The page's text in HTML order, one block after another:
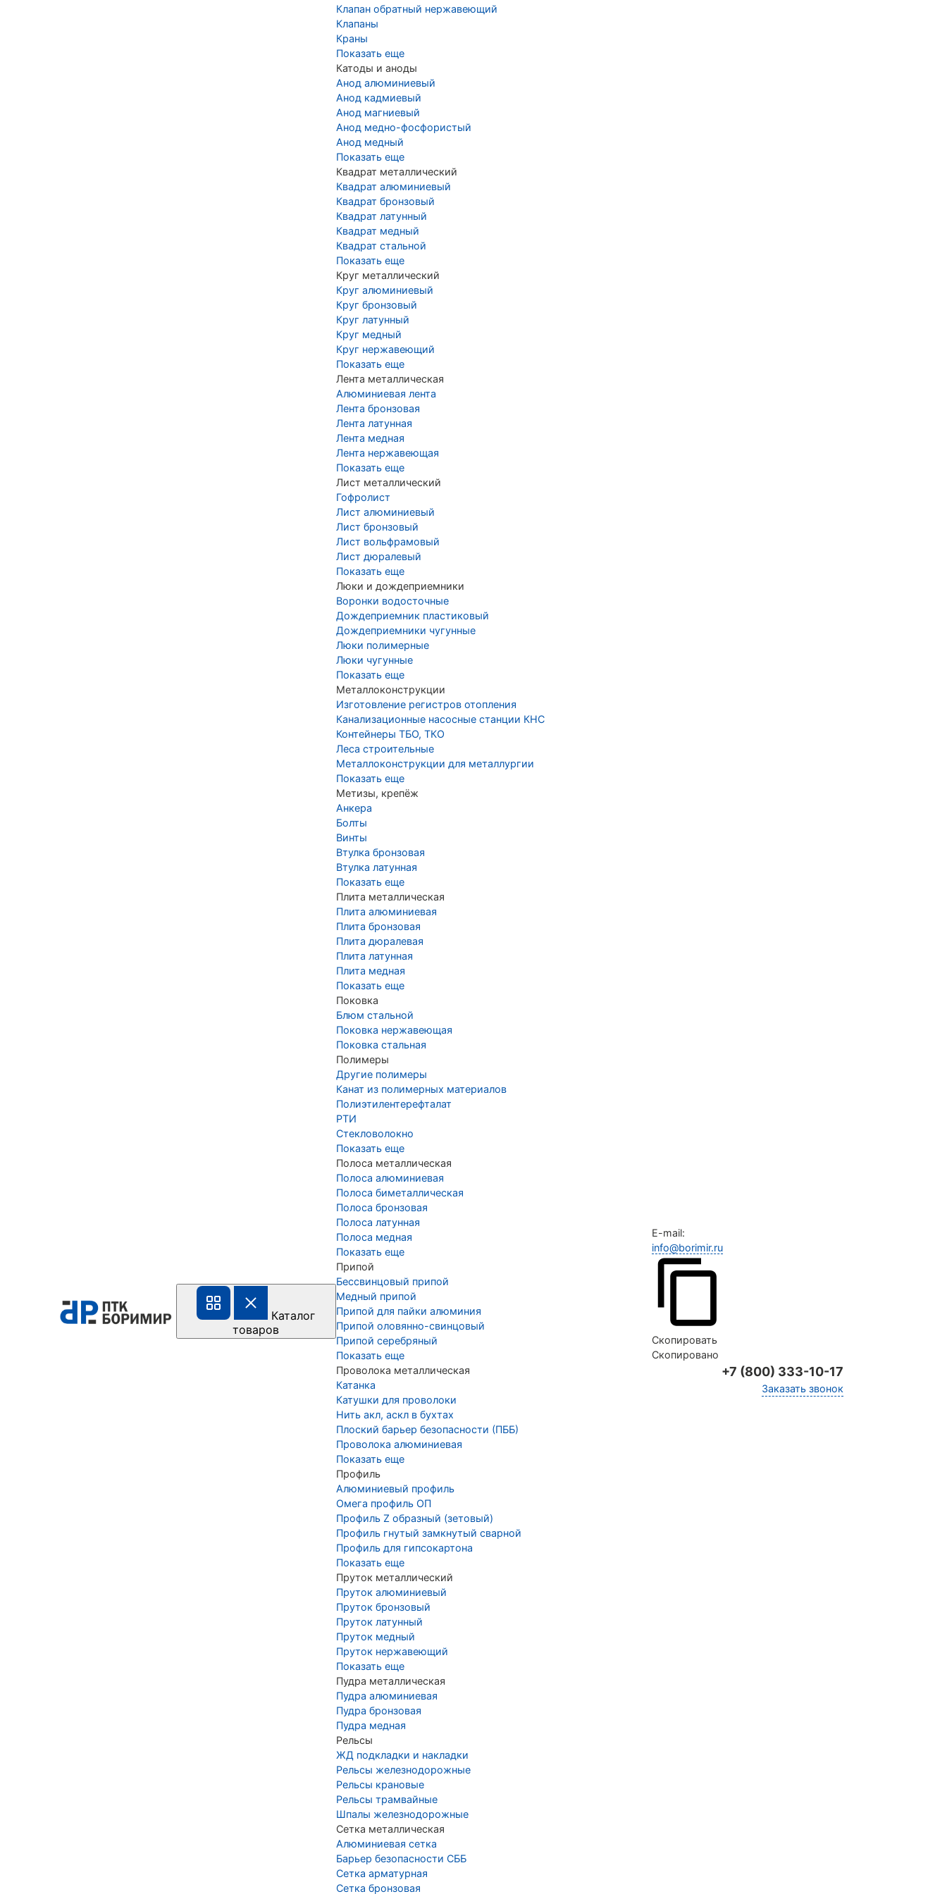
Каталог
товаров
Клапан обратный нержавеющий
Клапаны
Краны
Показать еще
Катоды и аноды
Анод алюминиевый
Анод кадмиевый
Анод магниевый
Анод медно-фосфористый
Анод медный
Показать еще
Квадрат металлический
Квадрат алюминиевый
Квадрат бронзовый
Квадрат латунный
Квадрат медный
Квадрат стальной
Показать еще
Круг металлический
Круг алюминиевый
Круг бронзовый
Круг латунный
Круг медный
Круг нержавеющий
Показать еще
Лента металлическая
Алюминиевая лента
Лента бронзовая
Лента латунная
Лента медная
Лента нержавеющая
Показать еще
Лист металлический
Гофролист
Лист алюминиевый
Лист бронзовый
Лист вольфрамовый
Лист дюралевый
Показать еще
Люки и дождеприемники
Воронки водосточные
Дождеприемник пластиковый
Дождеприемники чугунные
Люки полимерные
Люки чугунные
Показать еще
Металлоконструкции
Изготовление регистров отопления
Канализационные насосные станции КНС
Контейнеры ТБО, ТКО
Леса строительные
Металлоконструкции для металлургии
Показать еще
Метизы, крепёж
Анкера
Болты
Винты
Втулка бронзовая
Втулка латунная
Показать еще
Плита металлическая
Плита алюминиевая
Плита бронзовая
Плита дюралевая
Плита латунная
Плита медная
Показать еще
Поковка
Блюм стальной
Поковка нержавеющая
Поковка стальная
Полимеры
Другие полимеры
Канат из полимерных материалов
Полиэтилентерефталат
РТИ
Стекловолокно
Показать еще
Полоса металлическая
Полоса алюминиевая
Полоса биметаллическая
Полоса бронзовая
Полоса латунная
Полоса медная
Показать еще
Припой
Бессвинцовый припой
Медный припой
Припой для пайки алюминия
Припой оловянно-свинцовый
Припой серебряный
Показать еще
Проволока металлическая
Катанка
Катушки для проволоки
Нить акл, аскл в бухтах
Плоский барьер безопасности (ПББ)
Проволока алюминиевая
Показать еще
Профиль
Алюминиевый профиль
Омега профиль ОП
Профиль Z образный (зетовый)
Профиль гнутый замкнутый сварной
Профиль для гипсокартона
Показать еще
Пруток металлический
Пруток алюминиевый
Пруток бронзовый
Пруток латунный
Пруток медный
Пруток нержавеющий
Показать еще
Пудра металлическая
Пудра алюминиевая
Пудра бронзовая
Пудра медная
Рельсы
ЖД подкладки и накладки
Рельсы железнодорожные
Рельсы крановые
Рельсы трамвайные
Шпалы железнодорожные
Сетка металлическая
Алюминиевая сетка
Барьер безопасности СББ
Сетка арматурная
Сетка бронзовая
E-mail:
info@borimir.ru
Скопировать
Скопировано
+7 (800) 333-10-17
Заказать звонок